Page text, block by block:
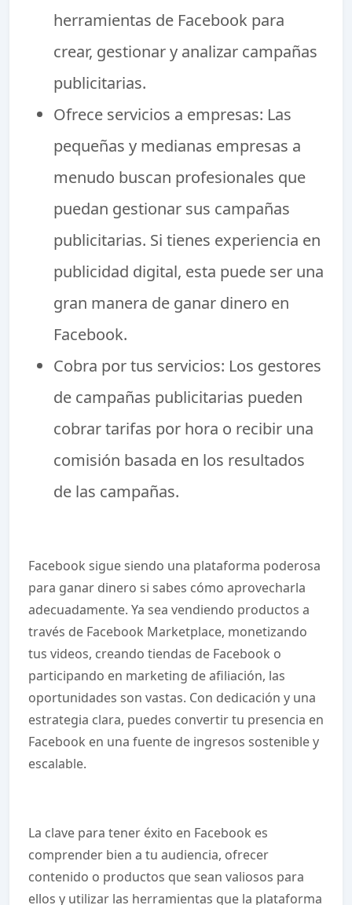
herramientas de Facebook para
crear, gestionar y analizar campañas
publicitarias.
Ofrece servicios a empresas: Las
pequeñas y medianas empresas a
menudo buscan profesionales que
puedan gestionar sus campañas
publicitarias. Si tienes experiencia en
publicidad digital, esta puede ser una
gran manera de ganar dinero en
Facebook.
Cobra por tus servicios: Los gestores
de campañas publicitarias pueden
cobrar tarifas por hora o recibir una
comisión basada en los resultados
de las campañas.
Facebook sigue siendo una plataforma poderosa
para ganar dinero si sabes cómo aprovecharla
adecuadamente. Ya sea vendiendo productos a
través de Facebook Marketplace, monetizando
tus videos, creando tiendas de Facebook o
participando en marketing de afiliación, las
oportunidades son vastas. Con dedicación y una
estrategia clara, puedes convertir tu presencia en
Facebook en una fuente de ingresos sostenible y
escalable.
La clave para tener éxito en Facebook es
comprender bien a tu audiencia, ofrecer
contenido o productos que sean valiosos para
ellos y utilizar las herramientas que la plataforma